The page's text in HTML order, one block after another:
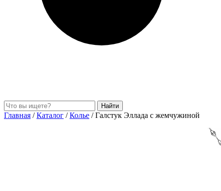
Найти
Главная / Каталог / Колье / Галстук Эллада с жемчужиной